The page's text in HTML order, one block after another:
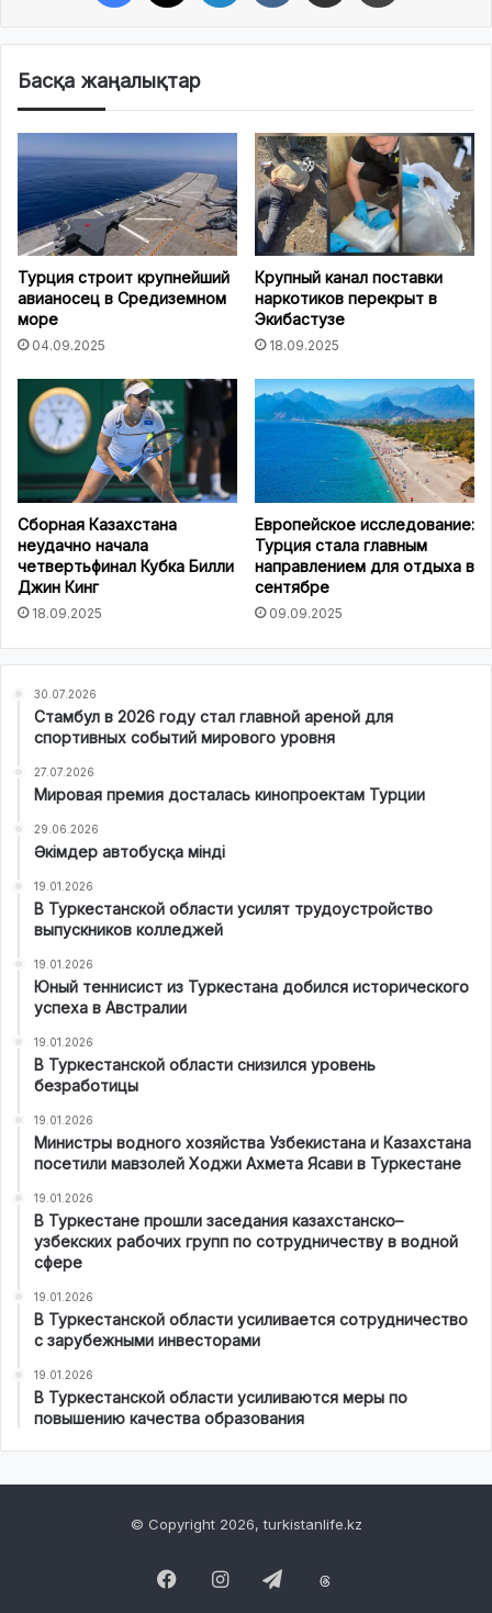
Басқа жаңалықтар
Турция строит крупнейший
авианосец в Средиземном
море
04.09.2025
Крупный канал поставки
наркотиков перекрыт в
Экибастузе
18.09.2025
Сборная Казахстана
неудачно начала
четвертьфинал Кубка Билли
Джин Кинг
18.09.2025
Европейское исследование:
Турция стала главным
направлением для отдыха в
сентябре
09.09.2025
30.07.2026
Стамбул в 2026 году стал главной ареной для
спортивных событий мирового уровня
27.07.2026
Мировая премия досталась кинопроектам Турции
29.06.2026
Әкімдер автобусқа мінді
19.01.2026
В Туркестанской области усилят трудоустройство
выпускников колледжей
19.01.2026
Юный теннисист из Туркестана добился исторического
успеха в Австралии
19.01.2026
В Туркестанской области снизился уровень
безработицы
19.01.2026
Министры водного хозяйства Узбекистана и Казахстана
посетили мавзолей Ходжи Ахмета Ясави в Туркестане
19.01.2026
В Туркестане прошли заседания казахстанско–
узбекских рабочих групп по сотрудничеству в водной
сфере
19.01.2026
В Туркестанской области усиливается сотрудничество
с зарубежными инвесторами
19.01.2026
В Туркестанской области усиливаются меры по
повышению качества образования
© Copyright 2026, turkistanlife.kz
FacebookInstagramTelegram